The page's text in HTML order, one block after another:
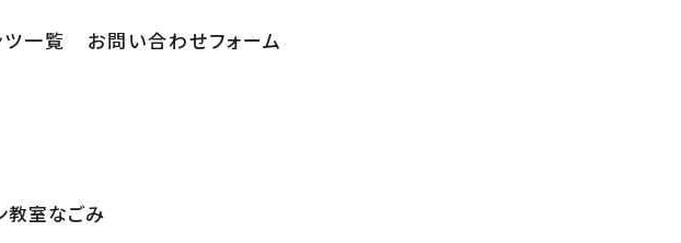
ツ一覧 お問い合わせフォーム
室なごみ